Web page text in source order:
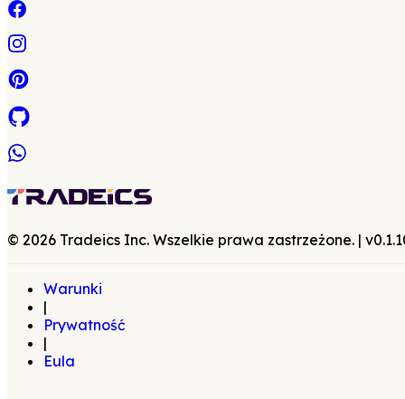
© 2026 Tradeics Inc. Wszelkie prawa zastrzeżone. | v
Warunki
|
Prywatność
|
Eula